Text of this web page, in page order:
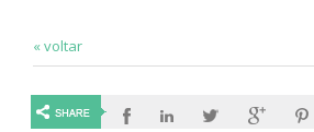
« voltar